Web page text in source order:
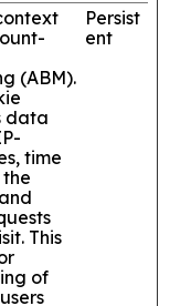
(ABM).
data
time
This
of
Persist
ent